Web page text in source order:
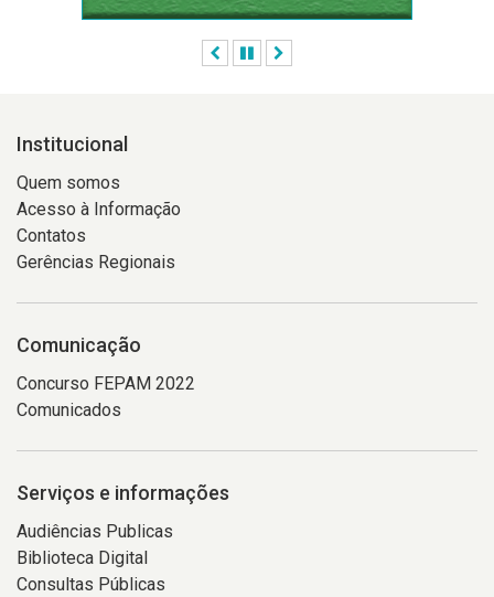
AnteriorPausar
Institucional
Quem somos
Acesso à Informação
Contatos
Gerências Regionais
Comunicação
Concurso FEPAM 2022
Comunicados
Serviços e informações
Audiências Publicas
Biblioteca Digital
Consultas Públicas